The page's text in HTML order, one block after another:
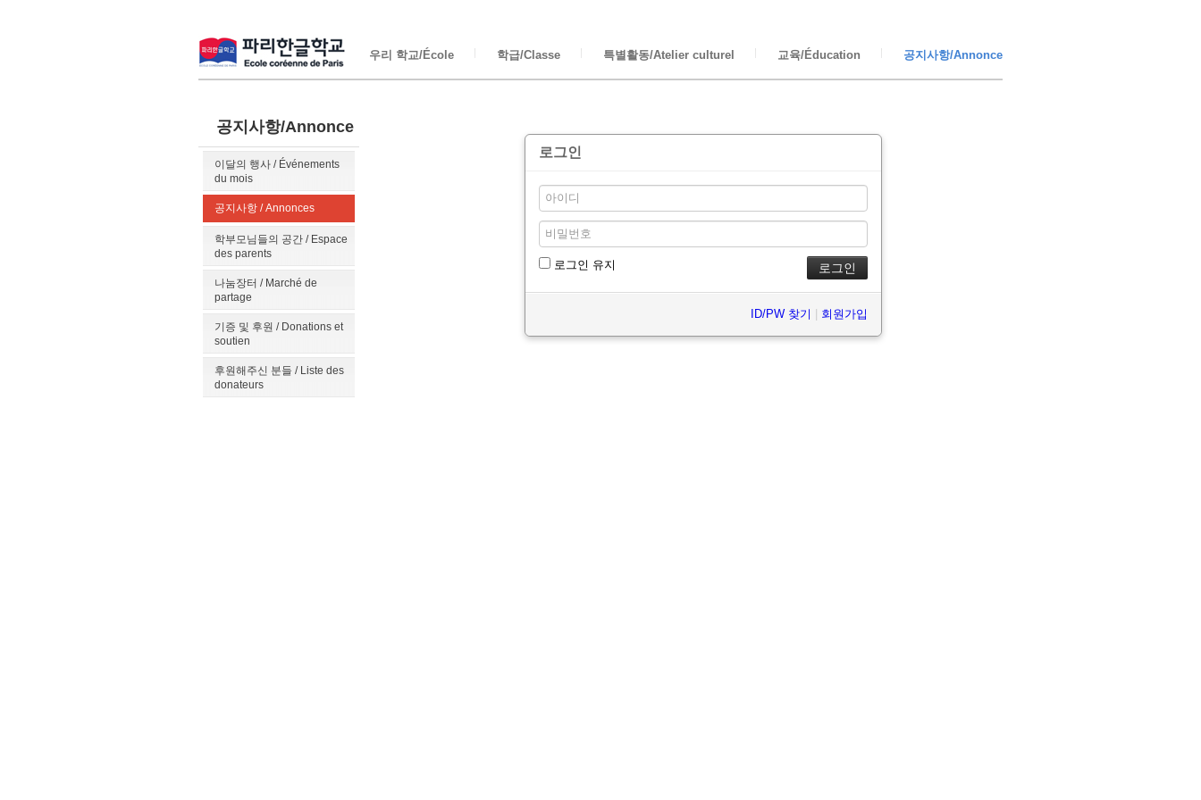
우리 학교/École 학급/Classe 특별활동/Atelier culturel 교육/Éducation 공지사항/Annonce
공지사항/Annonce
이달의 행사 / Événements
du mois
공지사항 / Annonces
학부모님들의 공간 / Espace
des parents
나눔장터 / Marché de
partage
기증 및 후원 / Donations et
soutien
후원해주신 분들 / Liste des
donateurs
로그인
로그인 유지
ID/PW 찾기 회원가입